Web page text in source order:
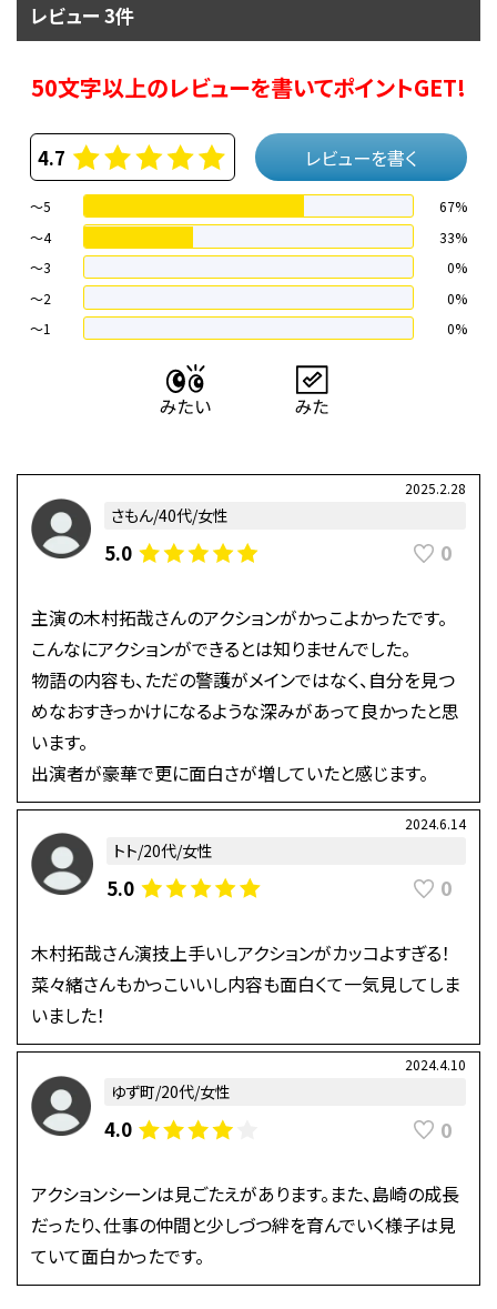
レビュー 3件
50文字以上のレビューを書いてポイントGET!
4.7 レビューを書く
～5
67%
～4
33%
〜3
0%
〜2
0%
〜1
0%
2025.2.28
さもん/40代/女性
5.0 0
主演の木村拓哉さんのアクションがかっこよかったです。
こんなにアクションができるとは知りませんでした。
物語の内容も、ただの警護がメインではなく、自分を見つ
めなおすきっかけになるような深みがあって良かったと思
います。
出演者が豪華で更に面白さが増していたと感じます。
2024.6.14
トト/20代/女性
5.0 0
木村拓哉さん演技上手いしアクションがカッコよすぎる！
菜々緒さんもかっこいいし内容も面白くて一気見してしま
いました！
2024.4.10
ゆず町/20代/女性
4.0 0
アクションシーンは見ごたえがあります。また、島崎の成長
だったり、仕事の仲間と少しづつ絆を育んでいく様子は見
ていて面白かったです。